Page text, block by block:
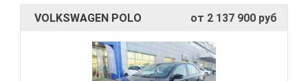
VOLKSWAGEN POLO от 2 137 900 руб